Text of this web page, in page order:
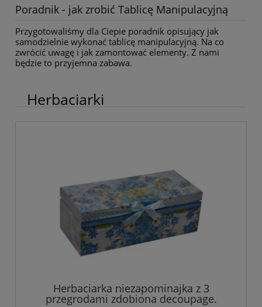
Poradnik - jak zrobić Tablicę Manipulacyjną
Przygotowaliśmy dla Ciepie poradnik opisujący jak
samodzielnie wykonać tablicę manipulacyjną. Na co
zwrócić uwagę i jak zamontować elementy. Z nami
będzie to przyjemna zabawa.
Herbaciarki
Herbaciarka niezapominajka z 3
przegrodami zdobiona decoupage.